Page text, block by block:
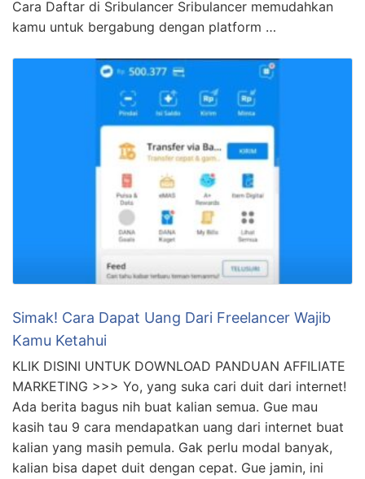
Inilah Cara Daftar Freelance Di Sribulancer
KLIK DISINI UNTUK DOWNLOAD PANDUAN AFFILIATE
MARKETING >>> Ada kabar seru nih buat kamu yang
sedang mencari pekerjaan atau ingin mencari side job
tambahan! Kali ini aku akan mengulas Sribulancer
2022, platform freelance yang bisa banget bikin
hidupmu makin seru. Yuk, langsung simak ulasannya!
Cara Daftar di Sribulancer Sribulancer memudahkan
kamu untuk bergabung dengan platform …